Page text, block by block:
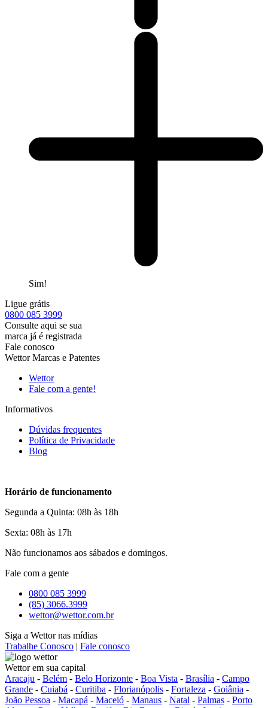
Sim!
Ligue grátis
0800 085 3999
Consulte aqui se sua
marca já é registrada
Fale conosco
Wettor Marcas e Patentes
Wettor
Fale com a gente!
Informativos
Dúvidas frequentes
Política de Privacidade
Blog
Horário de funcionamento
Segunda a Quinta: 08h às 18h
Sexta: 08h às 17h
Não funcionamos aos sábados e domingos.
Fale com a gente
0800 085 3999
(85) 3066.3999
wettor@wettor.com.br
Siga a Wettor nas mídias
Trabalhe Conosco | Fale conosco
Wettor em sua capital
Aracaju - Belém - Belo Horizonte - Boa Vista - Brasília - Campo
Grande - Cuiabá - Curitiba - Florianópolis - Fortaleza - Goiânia -
João Pessoa - Macapá - Maceió - Manaus - Natal - Palmas - Porto